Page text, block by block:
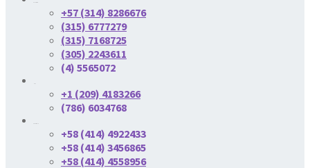
+57 (314) 8286676
(315) 6777279
(315) 7168725
(305) 2243611
(4) 5565072
+1 (209) 4183266
(786) 6034768
+58 (414) 4922433
+58 (414) 3456865
+58 (414) 4558956